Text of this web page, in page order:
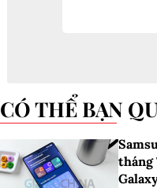
CÓ THỂ BẠN
tháng